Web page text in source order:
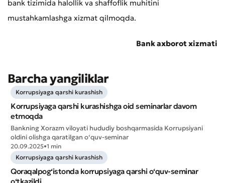
Yuborish
* Barcha maydonlar to'ldirilishi shart
Yuborish
bank tizimida halollik va shaffoflik muhitini
mustahkamlashga xizmat qilmoqda.
Bank axborot xizmati
Barcha yangiliklar
Korrupsiyaga qarshi kurashish
Korrupsiyaga qarshi kurashishga oid seminarlar davom
etmoqda
Bankning Xorazm viloyati hududiy boshqarmasida Korrupsiyani
oldini olishga qaratilgan o‘quv-seminar
20.09.2025•1 min
Korrupsiyaga qarshi kurashish
Qoraqalpog‘istonda korrupsiyaga qarshi o‘quv-seminar